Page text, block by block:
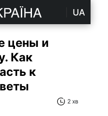
UA
цены и
Как
к
2 хв